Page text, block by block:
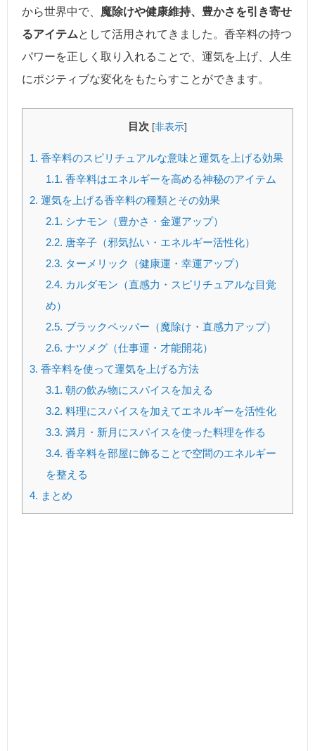
から世界中で、 魔除けや健康維持、豊かさを引き寄せ
るアイテムとして活用されてきました。香辛料の持つ
パワーを正しく取り入れることで、運気を上げ、人生
にポジティブな変化をもたらすことができます。
目次 [非表示]
1. 香辛料のスピリチュアルな意味と運気を上げる効果
1.1. 香辛料はエネルギーを高める神秘のアイテム
2. 運気を上げる香辛料の種類とその効果
2.1. シナモン（豊かさ・金運アップ）
2.2. 唐辛子（邪気払い・エネルギー活性化）
2.3. ターメリック（健康運・幸運アップ）
2.4. カルダモン（直感力・スピリチュアルな目覚
め）
2.5. ブラックペッパー（魔除け・直感力アップ）
2.6. ナツメグ（仕事運・才能開花）
3. 香辛料を使って運気を上げる方法
3.1. 朝の飲み物にスパイスを加える
3.2. 料理にスパイスを加えてエネルギーを活性化
3.3. 満月・新月にスパイスを使った料理を作る
3.4. 香辛料を部屋に飾ることで空間のエネルギー
を整える
4. まとめ